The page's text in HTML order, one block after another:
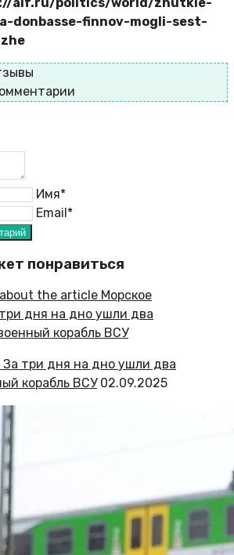
donbasse-finnov-mogli-sest-
Имя*
Email*
понравиться
За три дня на дно ушли два
корабль ВСУ 02.09.2025